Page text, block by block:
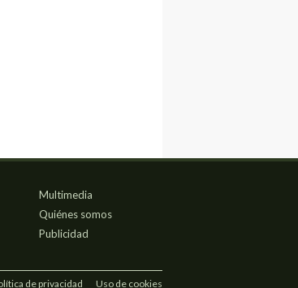
Multimedia
Quiénes somos
Publicidad
de privacidad Uso de cookies